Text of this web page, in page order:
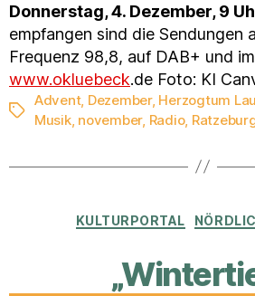
Donnerstag, 4. Dezember, 9
empfangen sind die Sendungen
Frequenz 98,8, auf DAB+ und
www.okluebeck.de Foto: KI
Schlagwörter
Advent, Dezember, Herzogtum
Musik, november, Radio,
KULTURPORTAL